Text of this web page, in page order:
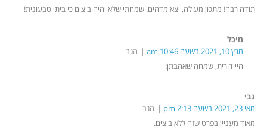
תודה רבה! מתכון מעולה, יצא מדהים. שמחתי שלא יהיה ביצים כי ביתי טבעונית!
מיכל
מרץ 10, 2021 בשעה 10:46 am
הגב
היי דורית, שמחה שאהבתן!
גבי
מאי 23, 2021 בשעה 2:13 pm
הגב
מאוד מעניין בפרט שזה ללא ביצים.